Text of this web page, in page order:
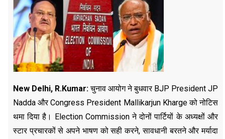
New Delhi, R.Kumar:चुनाव आयोग ने बुधवार BJP President JP
Nadda और Congress President Mallikarjun Kharge को नोटिस
थमा दिया है। Election Commission ने दोनों पार्टियों के अध्यक्षों और
स्टार प्रचारकों से अपने भाषण को सही करने, सावधानी बरतने और मर्यादा